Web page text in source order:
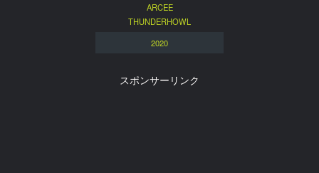
ARCEE
THUNDERHOWL
2020
スポンサーリンク